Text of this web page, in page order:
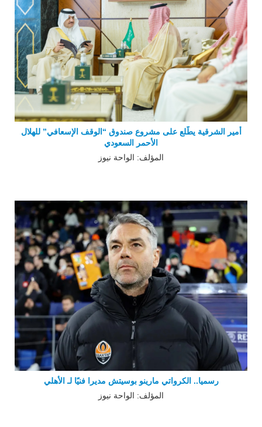
أمير الشرقية يطّلع على مشروع صندوق “الوقف الإسعافي” للهلال
الأحمر السعودي
المؤلف: الواحة نيوز
رسميا.. الكرواتي مارينو بوسيتش مديرا فنيًا لـ الأهلي
المؤلف: الواحة نيوز